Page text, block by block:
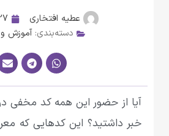
عطیه افتخاری
دسته‌بندی: آموزش و
آیا از حضور این همه کد مخفی
خبر داشتید؟ این کدهایی که